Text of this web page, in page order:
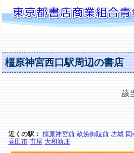
橿原神宮西口駅周辺の書店
該
近くの駅： 橿原神宮前 畝傍御陵前 坊城 岡
高田市 市尾 大和新庄